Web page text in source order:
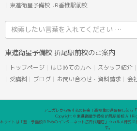
東進衛星予備校 JR香椎駅前校
索
結
東進衛星予備校 折尾駅前校のご案内
トップページ はじめての方へ スタッフ紹介
受講料
ブログ お問い合わせ・資料請求 会
アコガレから探す私の将来！高校生の進路探しなら
Copyright © 東進衛星予備校 折尾駅前校 All
本サイトは「塾・予備校のためのインターネット広告代理店」ウカルメ株式
す。